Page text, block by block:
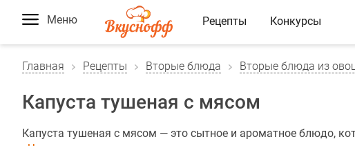
Меню Рецепты Конкурсы
Главная Рецепты Вторые блюда Вторые блюда из
Капуста тушеная с мясом
Капуста тушеная с мясом — это сытное и ароматное блюдо,